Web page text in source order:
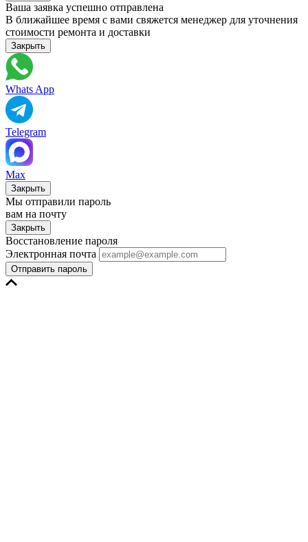
Ваша заявка успешно отправлена
В ближайшее время с вами свяжется менеджер для уточнения
стоимости ремонта и доставки
Закрыть
Whats App
Telegram
Max
Закрыть
Мы отправили пароль
вам на почту
Закрыть
Восстановление пароля
Электронная почта
Отправить пароль